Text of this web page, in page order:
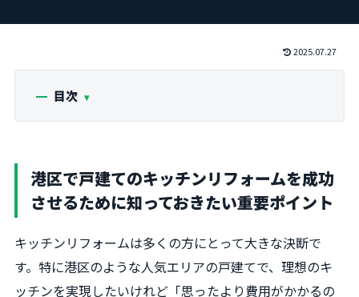
2025.07.27
目次
港区で戸建てのキッチンリフォームを成功
させるために知っておきたい重要ポイント
キッチンリフォームは多くの方にとって大きな決断で
す。特に港区のような人気エリアの戸建てで、理想のキ
ッチンを実現したいけれど「思ったより費用がかかるの